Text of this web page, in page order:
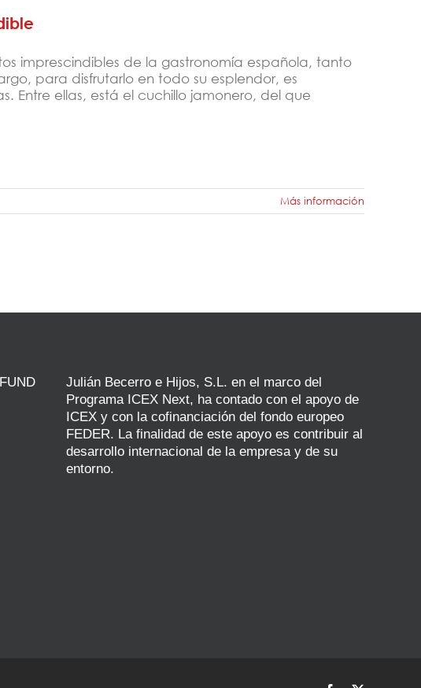
imprescindibles de la gastronomía española, tanto
para disfrutarlo en todo su esplendor, es
Entre ellas, está el cuchillo jamonero, del que
Más información
Julián Becerro e Hijos, S.L. en el marco del
Programa ICEX Next, ha contado con el apoyo de
ICEX y con la cofinanciación del fondo europeo
FEDER. La finalidad de este apoyo es contribuir al
desarrollo internacional de la empresa y de su
entorno.